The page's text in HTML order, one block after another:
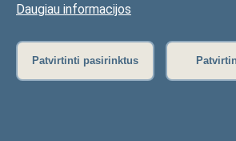
Daugiau informacijos
Patvirtinti pasirinktus
brangūs mūsų
Šiandien su
ji reiškė pavojų,
Jūs buvote